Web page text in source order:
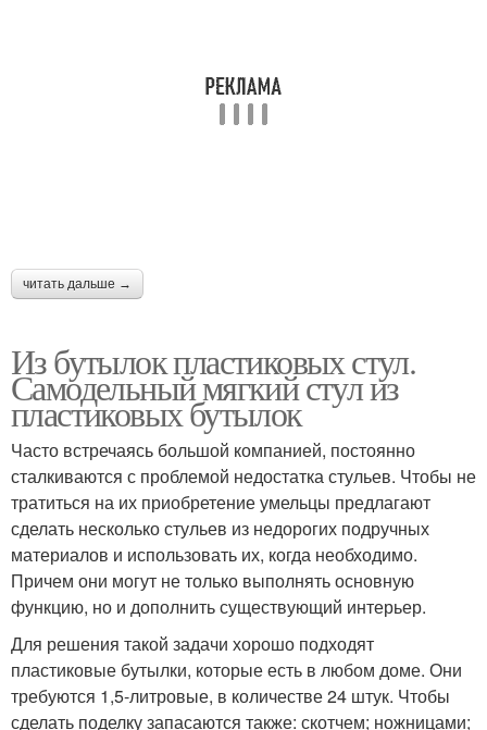
читать дальше →
Из бутылок пластиковых стул.
Самодельный мягкий стул из
пластиковых бутылок
Часто встречаясь большой компанией, постоянно
сталкиваются с проблемой недостатка стульев. Чтобы не
тратиться на их приобретение умельцы предлагают
сделать несколько стульев из недорогих подручных
материалов и использовать их, когда необходимо.
Причем они могут не только выполнять основную
функцию, но и дополнить существующий интерьер.
Для решения такой задачи хорошо подходят
пластиковые бутылки, которые есть в любом доме. Они
требуются 1,5-литровые, в количестве 24 штук. Чтобы
сделать поделку запасаются также: скотчем; ножницами;